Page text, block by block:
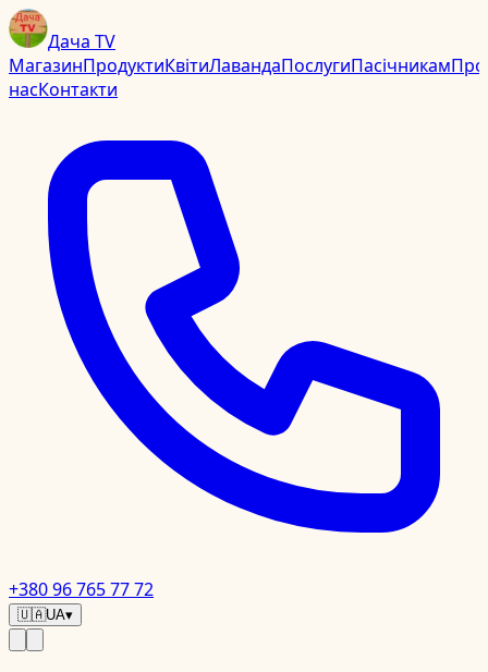
Дача TV
МагазинПродуктиКвітиЛавандаПослугиПасічникамПро
насКонтакти
+380 96 765 77 72
🇺🇦UA▾